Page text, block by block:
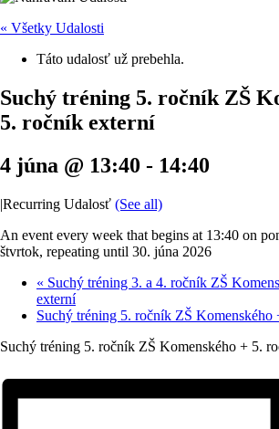
« Všetky Udalosti
Táto udalosť už prebehla.
Suchý tréning 5. ročník ZŠ
5. ročník externí
4 júna @ 13:40 - 14:40
|Recurring Udalosť (See all)
An event every week that begins at 13:40 on
štvrtok, repeating until 30. júna 2026
« Suchý tréning 3. a 4. ročník ZŠ
externí
Suchý tréning 5. ročník ZŠ
Suchý tréning 5. ročník ZŠ Komenského + 5.